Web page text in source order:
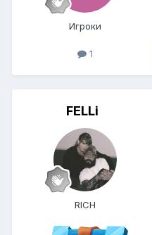
Игроки
1
FELLi
RICH